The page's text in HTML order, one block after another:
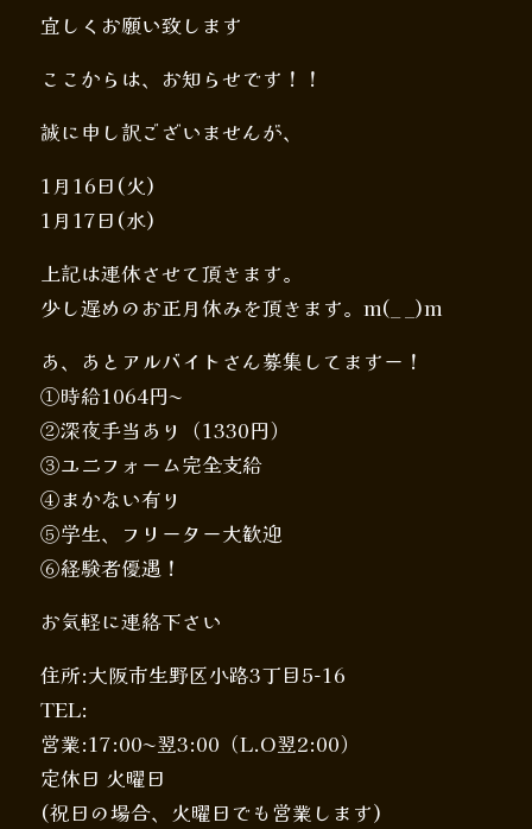
宜しくお願い致します
ここからは、お知らせです！！
誠に申し訳ございませんが、
1月16日(火)
1月17日(水)
上記は連休させて頂きます。
少し遅めのお正月休みを頂きます。m(_ _)m
あ、あとアルバイトさん募集してますー！
①時給1064円〜
②深夜手当あり（1330円）
③ユニフォーム完全支給
④まかない有り
⑤学生、フリーター大歓迎
⑥経験者優遇！
お気軽に連絡下さい
住所:大阪市生野区小路3丁目5-16
TEL:
営業:17:00〜翌3:00（L.O翌2:00）
定休日 火曜日
(祝日の場合、火曜日でも営業します)